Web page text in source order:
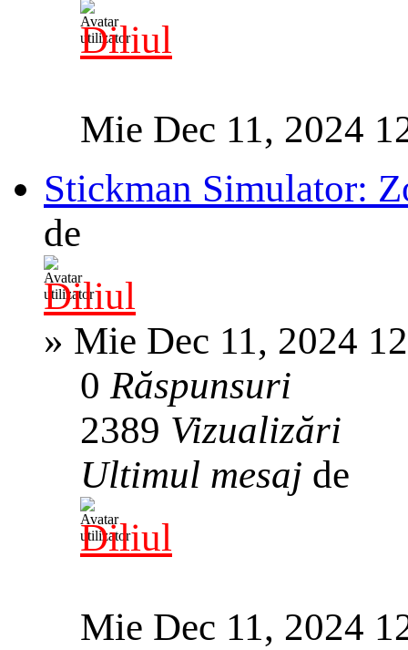
Diliul
Mie Dec 11, 2024
Stickman Simulator:
de
Diliul
» Mie Dec 11, 2024
0Răspunsuri
2389 Vizualizări
Ultimul mesaj de
Diliul
Mie Dec 11, 2024